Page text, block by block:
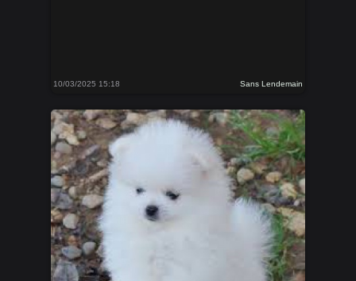
10/03/2025 15:18 Sans Lendemain